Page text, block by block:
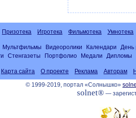
Призотека Игротека Фильмотека Умнотека
Мультфильмы Видеоролики Календари
День
Стенгазеты Портфолио Медали Дипломы
Карта сайта О проекте Реклама Авторам
© 1999-2019, портал «Солнышко»
solnet®—